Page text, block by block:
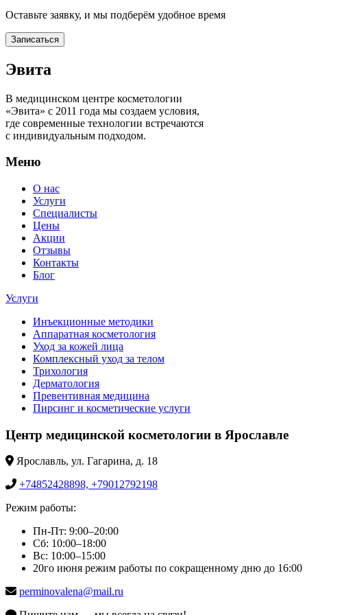
Оставьте заявку, и мы подберём удобное время
Записаться
Эвита
В медицинском центре косметологии
«Эвита» с 2011 года мы создаем условия,
где современные технологии встречаются
с индивидуальным подходом.
Меню
О нас
Услуги
Специалисты
Цены
Акции
Отзывы
Контакты
Блог
Услуги
Инъекционные методики
Аппаратная косметология
Уход за кожей лица
Комплексный уход за телом
Трихология
Дерматология
Превентивная медицина
Пирсинг и косметические услуги
Центр медицинской косметологии в Ярославле
Ярославль, ул. Гагарина, д. 18
+74852428898, +79012792198
Режим работы:
Пн-Пт: 9:00–20:00
Сб: 10:00–18:00
Вс: 10:00–15:00
20го июня режим работы по сокращенному дню до 16:00
perminovalena@mail.ru